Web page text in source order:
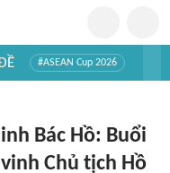
#ASEAN Cup 2026
Bác Hồ: Buổi
Chủ tịch Hồ